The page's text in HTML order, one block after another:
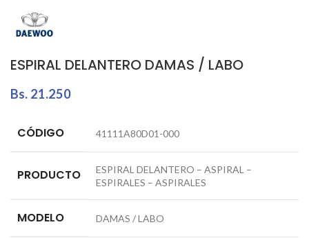
ESPIRAL DELANTERO DAMAS / LABO
Bs. 21.250
CÓDIGO 41111A80D01-000
PRODUCTO
ESPIRAL DELANTERO – ASPIRAL –
ESPIRALES – ASPIRALES
MODELO DAMAS / LABO